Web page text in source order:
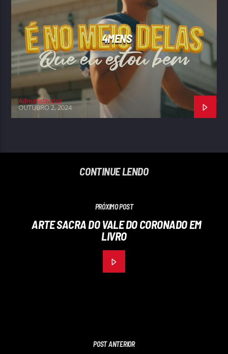
4MENS
Administrador
OUTUBRO 2, 2024
CONTINUE LENDO
PRÓXIMO POST
ARTE SACRA DO VALE DO CORONADO EM
LIVRO
POST ANTERIOR